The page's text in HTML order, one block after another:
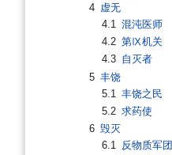
4 虚无
4.1
混沌医师
4.2 第Ⅸ机关
4.3 自灭者
5 丰饶
5.1
丰饶之民
5.2 求药使
6 毁灭
6.1 反物质军团